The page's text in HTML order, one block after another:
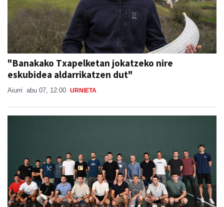
"Banakako Txapelketan jokatzeko nire
eskubidea aldarrikatzen dut"
Aiurri abu 07, 12:00 URNIETA